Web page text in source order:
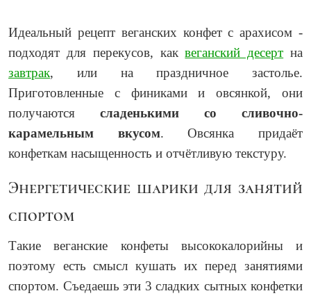
Идеальный рецепт веганских конфет с арахисом -
подходят для перекусов, каквеганский десерт на
завтрак, или на праздничное застолье.
Приготовленные с финиками и овсянкой, они
получаются сладенькими со сливочно-
карамельным вкусом. Овсянка придаёт
конфеткам насыщенность и отчётливую текстуру.
Энергетические шарики для занятий
спортом
Такие веганские конфеты высококалорийны и
поэтому есть смысл кушать их перед занятиями
спортом. Съедаешь эти 3 сладких сытных конфетки